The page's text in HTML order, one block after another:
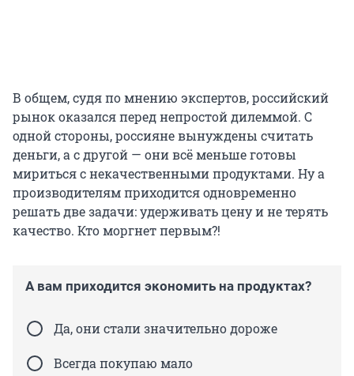
В общем, судя по мнению экспертов, российский
рынок оказался перед непростой дилеммой. С
одной стороны, россияне вынуждены считать
деньги, а с другой — они всё меньше готовы
мириться с некачественными продуктами. Ну а
производителям приходится одновременно
решать две задачи: удерживать цену и не терять
качество. Кто моргнет первым?!
А вам приходится экономить на продуктах?
Да, они стали значительно дороже
Всегда покупаю мало